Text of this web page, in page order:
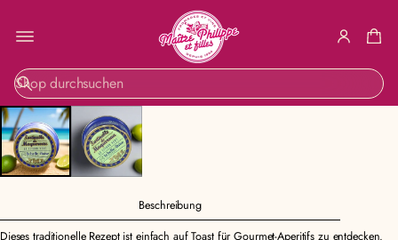
S
u
c
h
e
ZUR
PRODUKTINF
ORMATION
SPRINGEN
Beschreibung
Dieses traditionelle Rezept ist einfach auf Toast für Gourmet-Aperitifs zu entdecken.